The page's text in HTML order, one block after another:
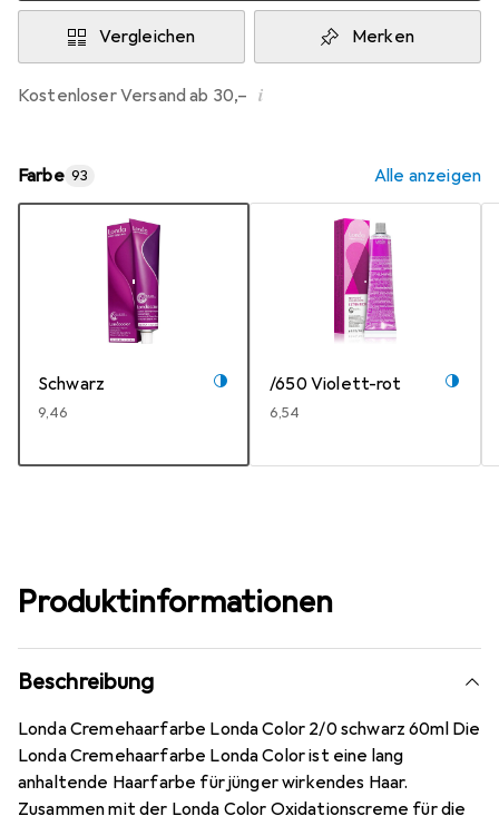
Vergleichen Merken
Kostenloser Versand ab 30,– i
Farbe 93 Alle anzeigen
Schwarz
EUR
9,46
/650 Violett-rot
EUR
6,54
Produktinformationen
Beschreibung
Londa Cremehaarfarbe Londa Color 2/0 schwarz 60ml Die
Londa Cremehaarfarbe Londa Color ist eine lang
anhaltende Haarfarbe für jünger wirkendes Haar.
Zusammen mit der Londa Color Oxidationscreme für die